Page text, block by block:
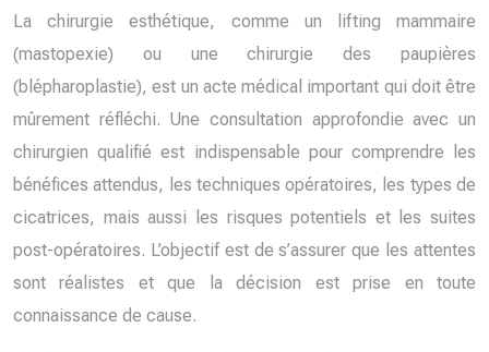
La chirurgie esthétique, comme un lifting mammaire
(mastopexie) ou une chirurgie des paupières
(blépharoplastie), est un acte médical important qui doit être
mûrement réfléchi. Une consultation approfondie avec un
chirurgien qualifié est indispensable pour comprendre les
bénéfices attendus, les techniques opératoires, les types de
cicatrices, mais aussi les risques potentiels et les suites
post-opératoires. L’objectif est de s’assurer que les attentes
sont réalistes et que la décision est prise en toute
connaissance de cause.